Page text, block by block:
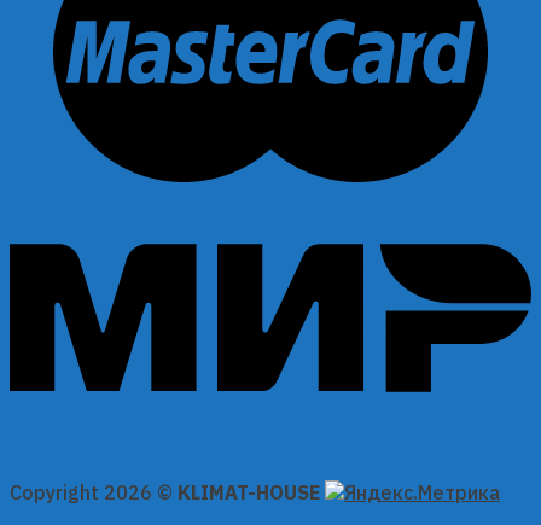
Copyright 2026 © KLIMAT-HOUSE